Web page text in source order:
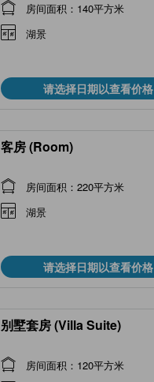
房间面积：140平方米
湖景
请选择日期以查看价格
客房 (Room)
房间面积：220平方米
湖景
请选择日期以查看价格
别墅套房 (Villa Suite)
房间面积：120平方米